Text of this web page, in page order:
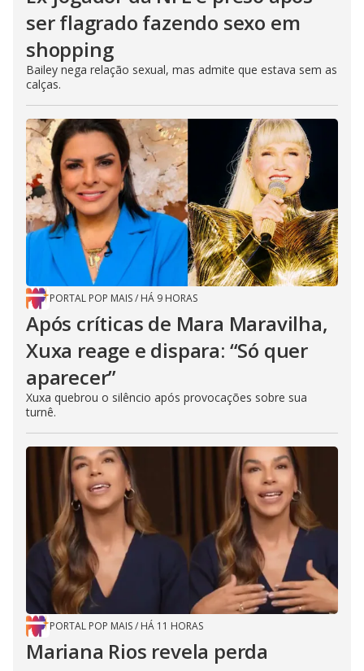
ser flagrado fazendo sexo em
shopping
Bailey nega relação sexual, mas admite que estava sem as
calças.
PORTAL POP MAIS/ HÁ 9 HORAS
Após críticas de Mara Maravilha,
Xuxa reage e dispara: “Só quer
aparecer”
Xuxa quebrou o silêncio após provocações sobre sua
turnê.
PORTAL POP MAIS/ HÁ 11 HORAS
Mariana Rios revela perda